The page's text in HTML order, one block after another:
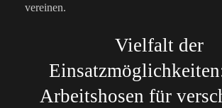
vereinen.
Vielfalt der
Arbeitshosen für